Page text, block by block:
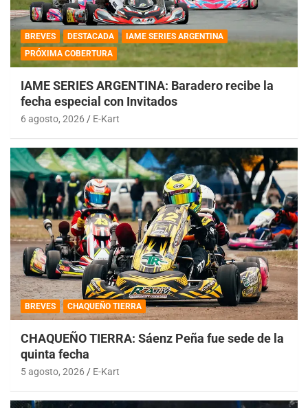
BREVES DESTACADA
IAME SERIES ARGENTINA
PRÓXIMA COBERTURA
IAME SERIES ARGENTINA: Baradero recibe la
fecha especial con Invitados
6 agosto, 2026 E-Kart
BREVES CHAQUEÑO TIERRA
CHAQUEÑO TIERRA: Sáenz Peña fue sede de la
quinta fecha
5 agosto, 2026 E-Kart